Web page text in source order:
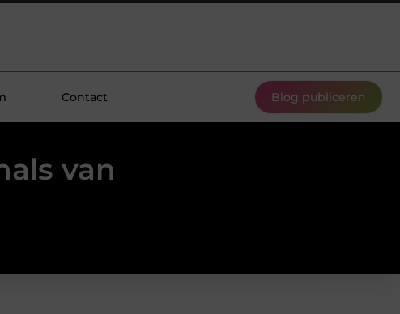
Contact Blog publiceren
van